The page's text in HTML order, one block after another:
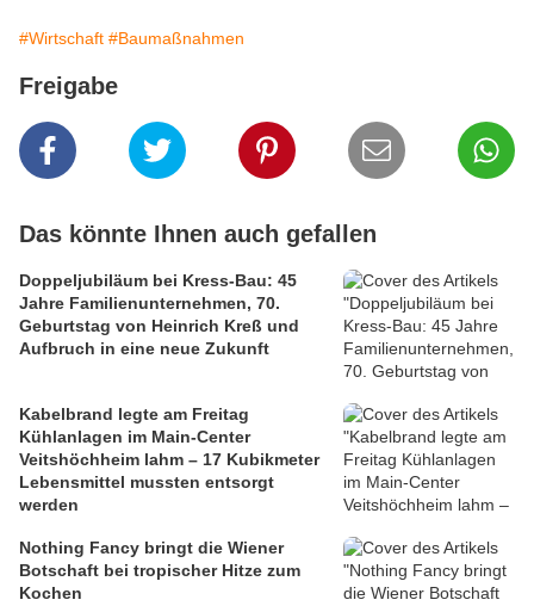
#Wirtschaft #Baumaßnahmen
Freigabe
Das könnte Ihnen auch gefallen
Doppeljubiläum bei Kress-Bau: 45
Jahre Familienunternehmen, 70.
Geburtstag von Heinrich Kreß und
Aufbruch in eine neue Zukunft
Kabelbrand legte am Freitag
Kühlanlagen im Main-Center
Veitshöchheim lahm – 17 Kubikmeter
Lebensmittel mussten entsorgt
werden
Nothing Fancy bringt die Wiener
Botschaft bei tropischer Hitze zum
Kochen